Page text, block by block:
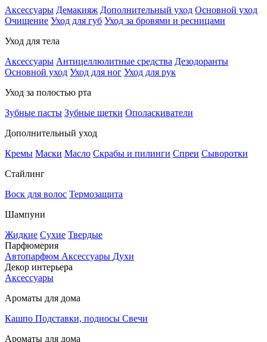
Аксессуары Демакияж Дополнительный уход Основной уход
Очищение Уход для губ Уход за бровями и ресницами
Уход для тела
Аксессуары Антицеллюлитные средства Дезодоранты
Основной уход Уход для ног Уход для рук
Уход за полостью рта
Зубные пасты Зубные щетки Ополаскиватели
Дополнительный уход
Кремы Маски Масло Скрабы и пилинги Спреи Сыворотки
Стайлинг
Воск для волос Термозащита
Шампуни
Жидкие Сухие Твердые
Парфюмерия
Автопарфюм Аксессуары Духи
Декор интерьера
Аксессуары
Ароматы для дома
Кашпо Подставки, подносы Свечи
Ароматы для дома